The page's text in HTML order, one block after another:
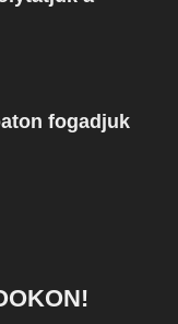
fogadjuk